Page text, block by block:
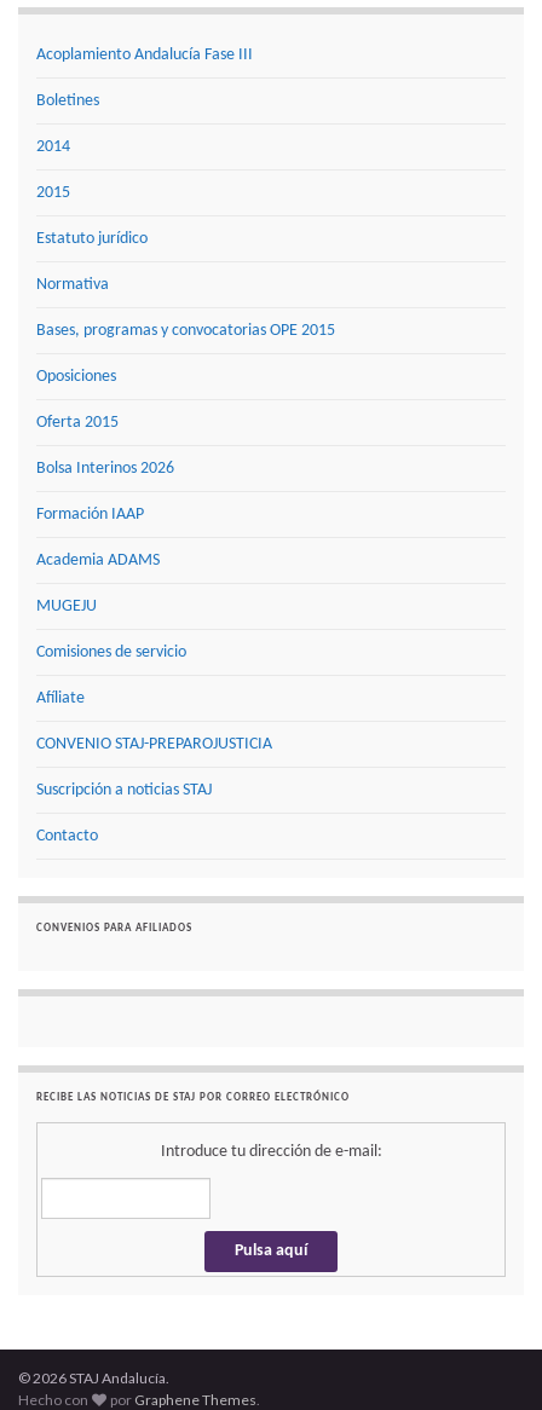
Acoplamiento Andalucía Fase III
Boletines
2014
2015
Estatuto jurídico
Normativa
Bases, programas y convocatorias OPE 2015
Oposiciones
Oferta 2015
Bolsa Interinos 2026
Formación IAAP
Academia ADAMS
MUGEJU
Comisiones de servicio
Afíliate
CONVENIO STAJ-PREPAROJUSTICIA
Suscripción a noticias STAJ
Contacto
CONVENIOS PARA AFILIADOS
RECIBE LAS NOTICIAS DE STAJ POR CORREO ELECTRÓNICO
Introduce tu dirección de e-mail:
© 2026 STAJ Andalucía.
Hecho con
por Graphene Themes.